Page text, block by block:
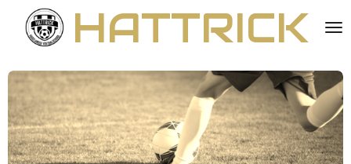
direct
de
hoofdinhoud
HATTRICK